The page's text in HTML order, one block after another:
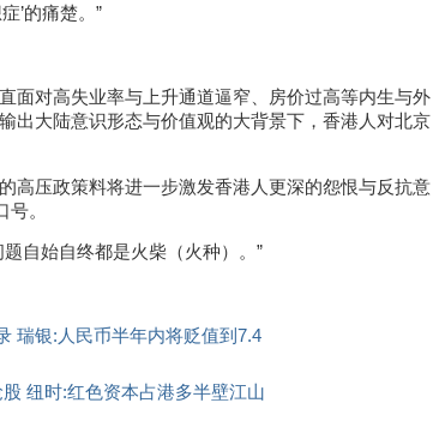
’的痛楚。”
面对高失业率与上升通道逼窄、房价过高等内生与外
出大陆意识形态与价值观的大背景下，香港人对北京
高压政策料将进一步激发香港人更深的怨恨与反抗意
。
自始自终都是火柴（火种）。”
瑞银:人民币半年内将贬值到7.4
纽时:红色资本占港多半壁江山